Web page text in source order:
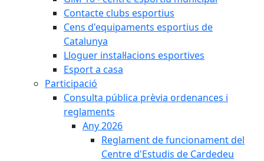
Contacte clubs esportius
Cens d'equipaments esportius de
Catalunya
Lloguer instal·lacions esportives
Esport a casa
Participació
Consulta pública prèvia ordenances i
reglaments
Any 2026
Reglament de funcionament del
Centre d'Estudis de Cardedeu